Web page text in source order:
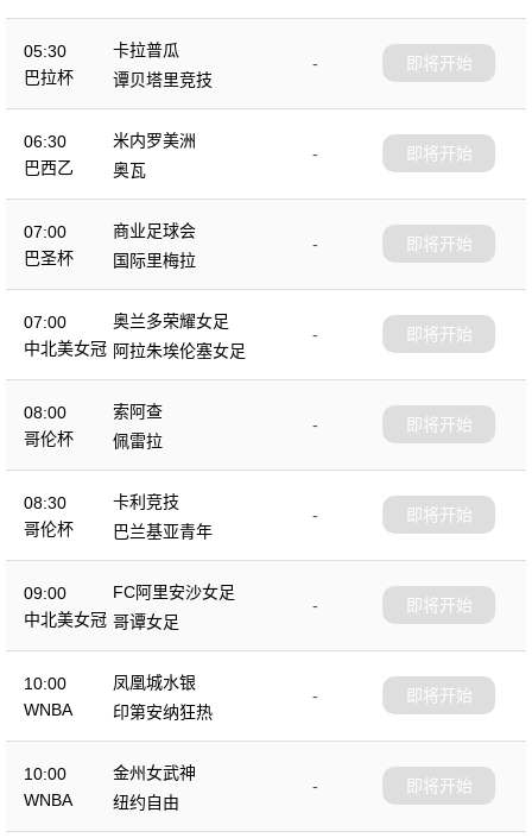
05:30
巴拉杯
卡拉普瓜
-
谭贝塔里竞技
即将开始
06:30
巴西乙
米内罗美洲
-
奥瓦
即将开始
07:00
巴圣杯
商业足球会
-
国际里梅拉
即将开始
07:00
中北美女冠
奥兰多荣耀女足
-
阿拉朱埃伦塞女足
即将开始
08:00
哥伦杯
索阿查
-
佩雷拉
即将开始
08:30
哥伦杯
卡利竞技
-
巴兰基亚青年
即将开始
09:00
中北美女冠
FC阿里安沙女足
-
哥谭女足
即将开始
10:00
WNBA
凤凰城水银
-
印第安纳狂热
即将开始
10:00
WNBA
金州女武神
-
纽约自由
即将开始